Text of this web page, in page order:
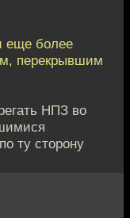
еще более
перекрывшим
НПЗ во
ту сторону